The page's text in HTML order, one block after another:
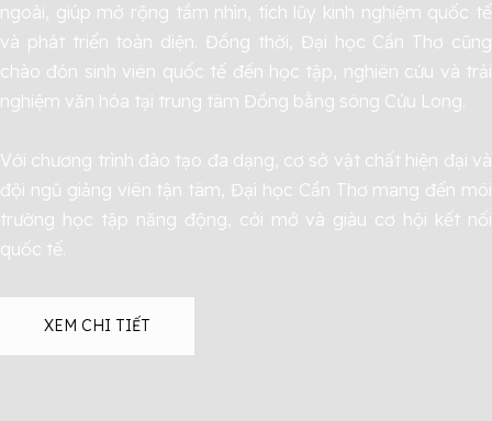
ngoài, giúp mở rộng tầm nhìn, tích lũy kinh nghiệm quốc tế
và phát triển toàn diện. Đồng thời, Đại học Cần Thơ cũng
chào đón sinh viên quốc tế đến học tập, nghiên cứu và trải
nghiệm văn hóa tại trung tâm Đồng bằng sông Cửu Long.
Với chương trình đào tạo đa dạng, cơ sở vật chất hiện đại và
đội ngũ giảng viên tận tâm, Đại học Cần Thơ mang đến môi
trường học tập năng động, cởi mở và giàu cơ hội kết nối
quốc tế.
XEM CHI TIẾT